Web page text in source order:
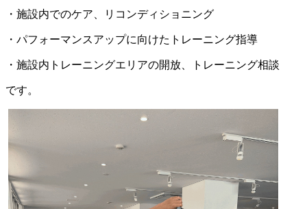
・施設内でのケア、リコンディショニング
・パフォーマンスアップに向けたトレーニング指導
・施設内トレーニングエリアの開放、トレーニング相談
です。